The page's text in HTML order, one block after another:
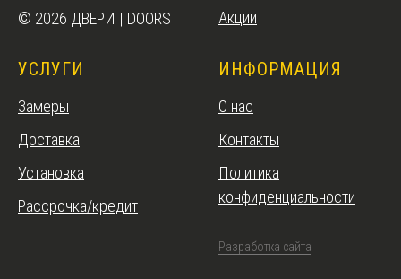
© 2026 ДВЕРИ | DOORS
Акции
УСЛУГИ
Замеры
Доставка
Установка
Рассрочка/кредит
ИНФОРМАЦИЯ
О нас
Контакты
Политика
конфиденциальности
Разработка сайта